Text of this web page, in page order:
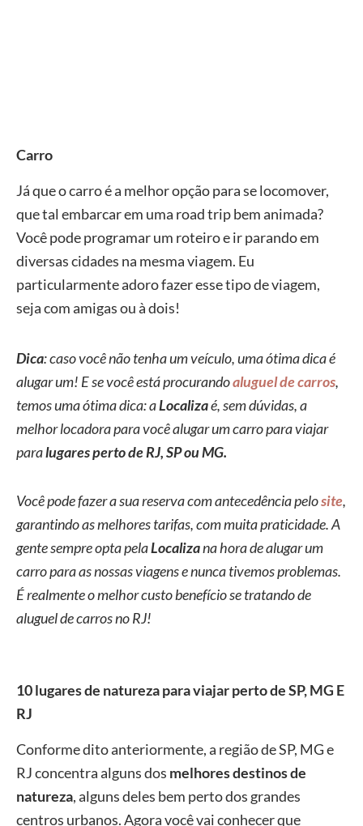
Carro
Já que o carro é a melhor opção para se locomover,
que tal embarcar em uma road trip bem animada?
Você pode programar um roteiro e ir parando em
diversas cidades na mesma viagem. Eu
particularmente adoro fazer esse tipo de viagem,
seja com amigas ou à dois!
Dica:caso você não tenha um veículo, uma ótima dica é
alugar um! E se você está procurandoaluguel de carros,
temos uma ótima dica: aLocalizaé, sem dúvidas, a
melhor locadora para você alugar um carro para viajar
paralugares perto de RJ, SP ou MG.
Você pode fazer a sua reserva com antecedência pelosite,
garantindo as melhores tarifas, com muita praticidade. A
gente sempre opta pelaLocalizana hora de alugar um
carro para as nossas viagens e nunca tivemos problemas.
É realmente o melhor custo benefício se tratando de
aluguel de carros no RJ!
10 lugares de natureza para viajar perto de SP, MG E
RJ
Conforme dito anteriormente, a região de SP, MG e
RJ concentra alguns dos melhores destinos de
natureza, alguns deles bem perto dos grandes
centros urbanos. Agora você vai conhecer que